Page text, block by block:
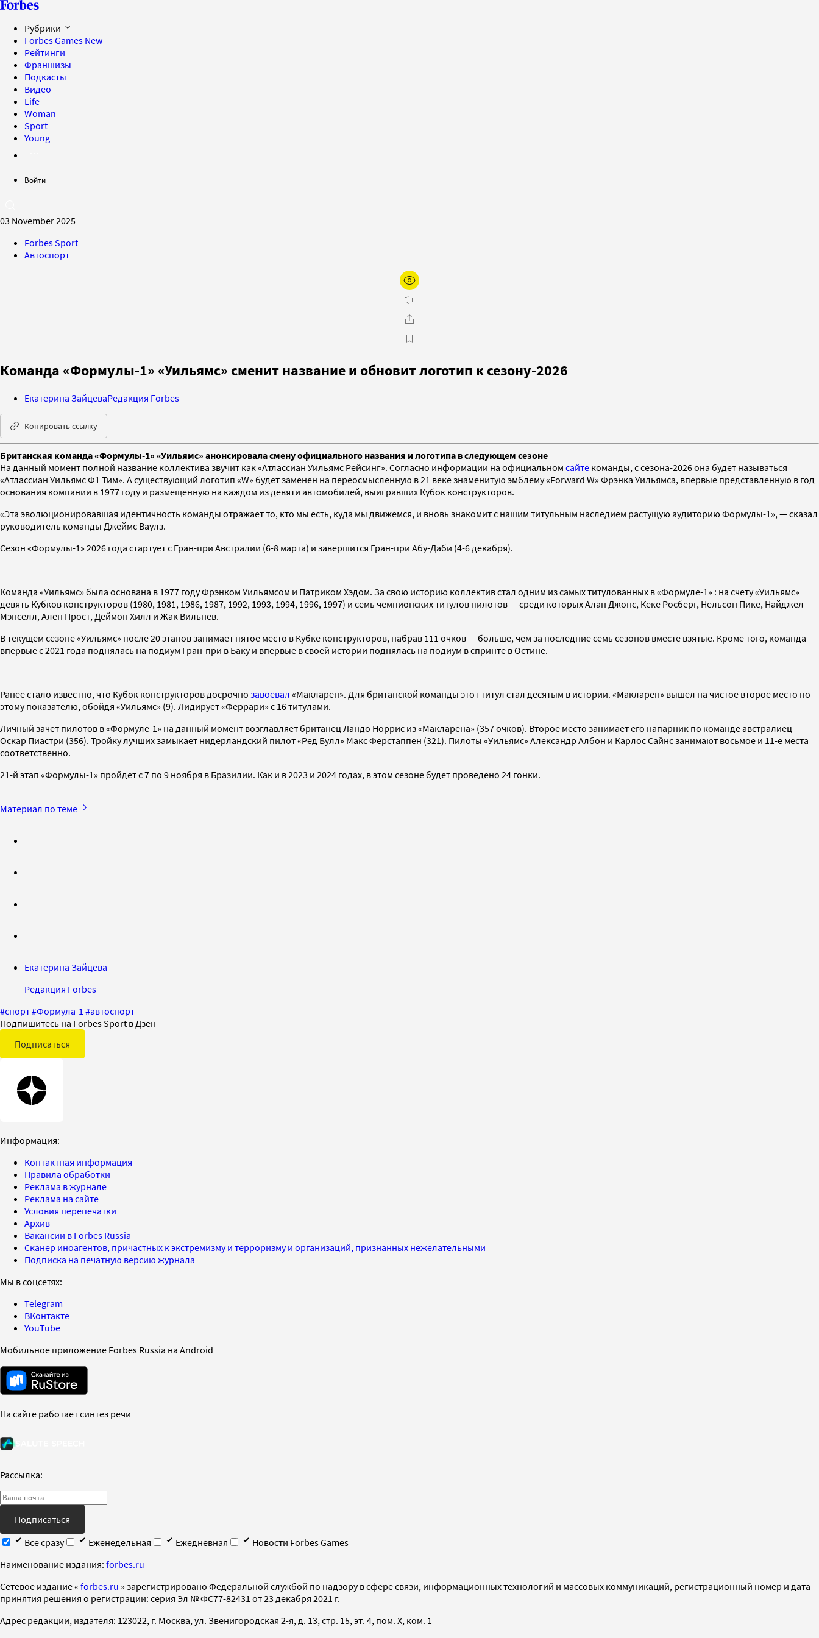
Рубрики
Forbes Games New
Рейтинги
Франшизы
Подкасты
Видео
Life
Woman
Sport
Young
Войти
03 November 2025
Forbes Sport
Автоспорт
Команда «Формулы‑1» «Уильямс» сменит название и обновит логотип к сезону-2026
Екатерина ЗайцеваРедакция Forbes
Копировать ссылку
Британская команда «Формулы-1» «Уильямс» анонсировала смену официального названия и логотипа в следующем сезоне
На данный момент полной название коллектива звучит как «Атлассиан Уильямс Рейсинг». Согласно информации на официальном сайте команды, с сезона-2026 она будет называться
«Атлассиан Уильямс Ф1 Тим». А существующий логотип «W» будет заменен на переосмысленную в 21 веке знаменитую эмблему «Forward W» Фрэнка Уильямса, впервые представленную в год
основания компании в 1977 году и размещенную на каждом из девяти автомобилей, выигравших Кубок конструкторов.
«Эта эволюционировавшая идентичность команды отражает то, кто мы есть, куда мы движемся, и вновь знакомит с нашим титульным наследием растущую аудиторию Формулы-1», — сказал
руководитель команды Джеймс Ваулз.
Сезон «Формулы-1» 2026 года стартует с Гран-при Австралии (6-8 марта) и завершится Гран-при Абу-Даби (4-6 декабря).
Команда «Уильямс» была основана в 1977 году Фрэнком Уильямсом и Патриком Хэдом. За свою историю коллектив стал одним из самых титулованных в «Формуле-1» : на счету «Уильямс»
девять Кубков конструкторов (1980, 1981, 1986, 1987, 1992, 1993, 1994, 1996, 1997) и семь чемпионских титулов пилотов — среди которых Алан Джонс, Кеке Росберг, Нельсон Пике, Найджел
Мэнселл, Ален Прост, Деймон Хилл и Жак Вильнев.
В текущем сезоне «Уильямс» после 20 этапов занимает пятое место в Кубке конструкторов, набрав 111 очков — больше, чем за последние семь сезонов вместе взятые. Кроме того, команда
впервые с 2021 года поднялась на подиум Гран-при в Баку и впервые в своей истории поднялась на подиум в спринте в Остине.
Ранее стало известно, что Кубок конструкторов досрочно завоевал «Макларен». Для британской команды этот титул стал десятым в истории. «Макларен» вышел на чистое второе место по
этому показателю, обойдя «Уильямс» (9). Лидирует «Феррари» с 16 титулами.
Личный зачет пилотов в «Формуле-1» на данный момент возглавляет британец Ландо Норрис из «Макларена» (357 очков). Второе место занимает его напарник по команде австралиец
Оскар Пиастри (356). Тройку лучших замыкает нидерландский пилот «Ред Булл» Макс Ферстаппен (321). Пилоты «Уильямс» Александр Албон и Карлос Сайнс занимают восьмое и 11-е места
соответственно.
21-й этап «Формулы-1» пройдет с 7 по 9 ноября в Бразилии. Как и в 2023 и 2024 годах, в этом сезоне будет проведено 24 гонки.
Материал по теме
Екатерина Зайцева
Редакция Forbes
#спорт#Формула-1 #автоспорт
Подпишитесь на Forbes Sport в Дзен
Подписаться
Информация:
Контактная информация
Правила обработки
Реклама в журнале
Реклама на сайте
Условия перепечатки
Архив
Вакансии в Forbes Russia
Сканер иноагентов, причастных к экстремизму и терроризму и организаций, признанных нежелательными
Подписка на печатную версию журнала
Мы в соцсетях:
Telegram
ВКонтакте
YouTube
Мобильное приложение Forbes Russia на Android
На сайте работает синтез речи
Рассылка:
Подписаться
Все сразу
Еженедельная Ежедневная
Новости Forbes Games
Наименование издания: forbes.ru
Cетевое издание « forbes.ru » зарегистрировано Федеральной службой по надзору в сфере связи, информационных технологий и массовых коммуникаций, регистрационный номер и дата
принятия решения о регистрации: серия Эл № ФС77-82431 от 23 декабря 2021 г.
Адрес редакции, издателя: 123022, г. Москва, ул. Звенигородская 2-я, д. 13, стр. 15, эт. 4, пом. X, ком. 1